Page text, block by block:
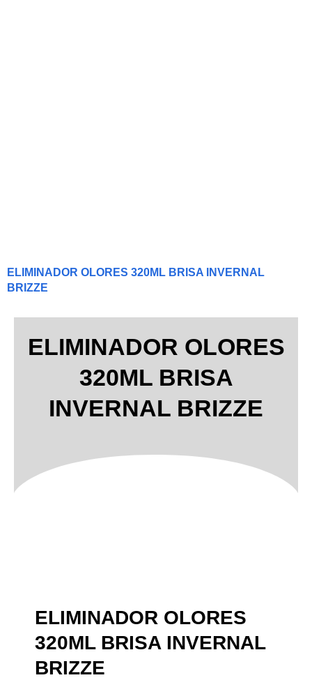
ELIMINADOR OLORES 320ML BRISA INVERNAL
BRIZZE
ELIMINADOR OLORES
320ML BRISA
INVERNAL BRIZZE
ELIMINADOR OLORES
320ML BRISA INVERNAL
BRIZZE